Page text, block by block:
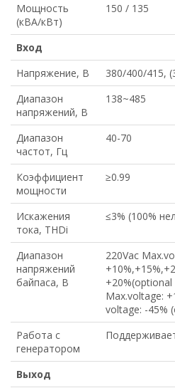
Мощность
(кВА/кВт)
150 / 135
Вход
Напряжение, В
380/400/415,
Диапазон
напряжений, В
138~485
Диапазон
частот, Гц
40-70
Коэффициент
мощности
≥0.99
Искажения
тока, THDi
≤3% (100%
Диапазон
напряжений
байпаса, В
220Vac
+20%(optional
Max.voltage:
voltage: -45%
Работа с
генератором
Выход